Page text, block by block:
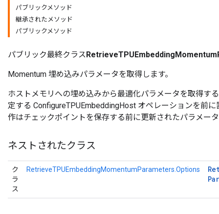
パブリックメソッド
継承されたメソッド
パブリックメソッド
パブリック最終クラス
Momentum 埋め込みパラメータを取得します。
ホストメモリへの埋め込みから最適化パラメータを取得す
定する ConfigureTPUEmbeddingHost オペレーションを前
作はチェックポイントを保存する前に更新されたパラメー
ネストされたクラス
ク
ラ
ス
RetrieveTPUEmbeddingMomentumParameters.Options